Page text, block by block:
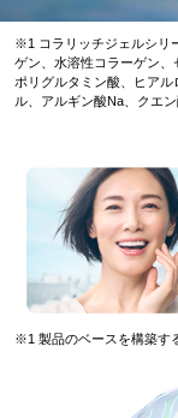
※1 コラリッチジェルシリ
ゲン、水溶性コラーゲン、
ポリグルタミン酸、ヒア
ル、アルギン酸Na、クエ
※1 製品のベースを構築す